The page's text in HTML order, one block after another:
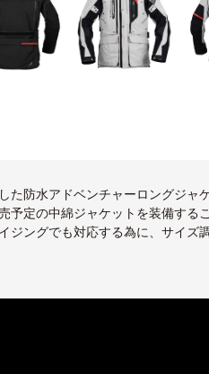
た防水アドベンチャーロングジャ
予定の中綿ジャケットを装備する
ングでも対応する為に、サイズ